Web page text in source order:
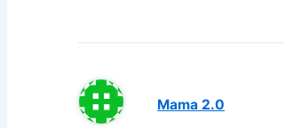
Mama 2.0